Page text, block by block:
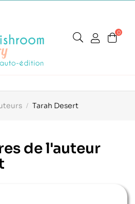
0
Tarah Desert
de l'auteur